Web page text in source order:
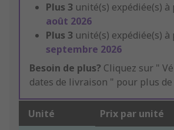
Plus 3 unité(s) expédiée(s)
août 2026
Plus 3 unité(s) expédiée(s)
septembre 2026
Besoin de plus? Cliquez sur "
dates de livraison " pour plus
Unité Prix par unité